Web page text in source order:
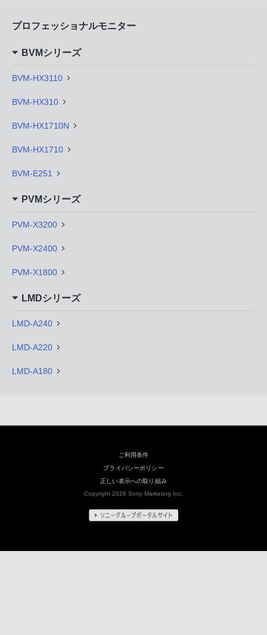
プロフェッショナルモニター
BVMシリーズ
BVM-HX3110
BVM-HX310
BVM-HX1710N
BVM-HX1710
BVM-E251
PVMシリーズ
PVM-X3200
PVM-X2400
PVM-X1800
LMDシリーズ
LMD-A240
LMD-A220
LMD-A180
ご利用条件
プライバシーポリシー
正しい表示への取り組み
Copyright 2026 Sony Marketing Inc.